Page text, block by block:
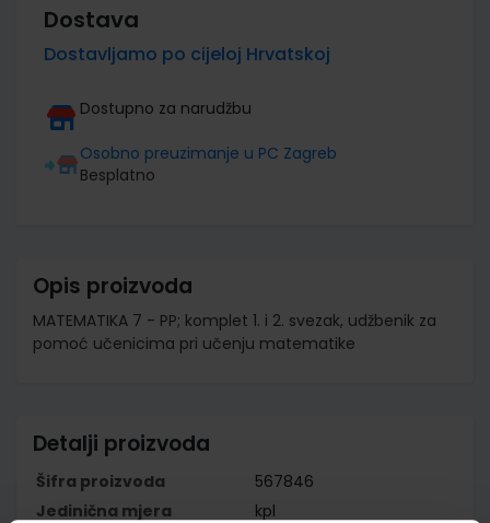
Dostava
Dostavljamo po cijeloj Hrvatskoj
Dostupno za narudžbu
Osobno preuzimanje u PC Zagreb
Besplatno
Opis proizvoda
MATEMATIKA 7 - PP; komplet 1. i 2. svezak, udžbenik za
pomoć učenicima pri učenju matematike
Detalji proizvoda
Šifra proizvoda
567846
Jedinična mjera
kpl